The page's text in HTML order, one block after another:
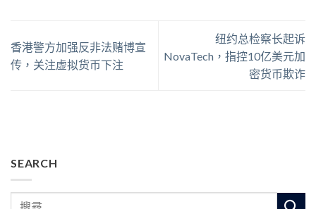
香港警方加强反非法赌博宣
传，关注虚拟货币下注
纽约总检察长起诉
NovaTech，指控10亿美元加
密货币欺诈
SEARCH